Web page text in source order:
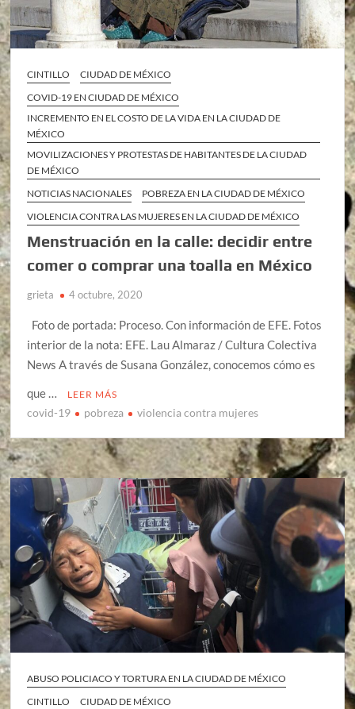
CINTILLO
CIUDAD DE MÉXICO
COVID-19 EN CIUDAD DE MÉXICO
INCREMENTO EN EL COSTO DE LA VIDA EN LA CIUDAD DE
MÉXICO
MOVILIZACIONES Y PROTESTAS DE HABITANTES DE LA CIUDAD
DE MÉXICO
NOTICIAS NACIONALES
POBREZA EN LA CIUDAD DE MÉXICO
VIOLENCIA CONTRA LAS MUJERES EN LA CIUDAD DE MÉXICO
Menstruación en la calle: decidir entre
comer o comprar una toalla en México
grieta 4 octubre, 2020
Foto de portada: Proceso. Con información de EFE. Fotos
interior de la nota: EFE. Lau Almaraz / Cultura Colectiva
News A través de Susana González, conocemos cómo es
que …
LEER MÁS
covid-19 pobreza violencia contra mujeres
ABUSO POLICIACO Y TORTURA EN LA CIUDAD DE MÉXICO
CINTILLO
CIUDAD DE MÉXICO